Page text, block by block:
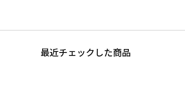
最近チェックした商品